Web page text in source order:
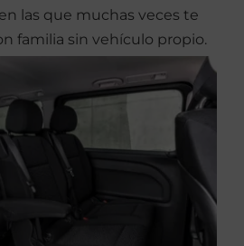
las que muchas veces te
familia sin vehículo propio.